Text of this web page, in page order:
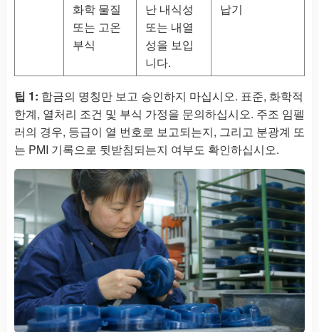
화학 물질
또는 고온
부식
난 내식성
또는 내열
성을 보입
니다.
납기
팁 1: 합금의 명칭만 보고 승인하지 마십시오. 표준, 화학적
한계, 열처리 조건 및 부식 가정을 문의하십시오. 주조 임펠
러의 경우, 등급이 열 번호로 보고되는지, 그리고 분광계 또
는 PMI 기록으로 뒷받침되는지 여부도 확인하십시오.